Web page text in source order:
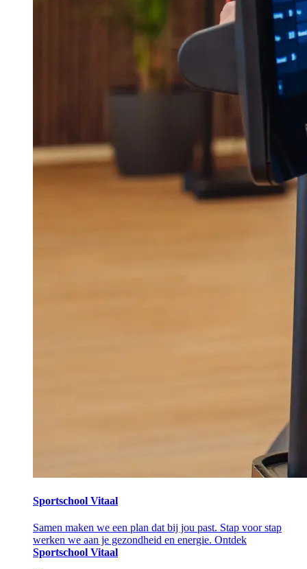
Sportschool Vitaal
Samen maken we een plan dat bij jou past. Stap voor stap
werken we aan je gezondheid en energie. Ontdek
Sportschool Vitaal